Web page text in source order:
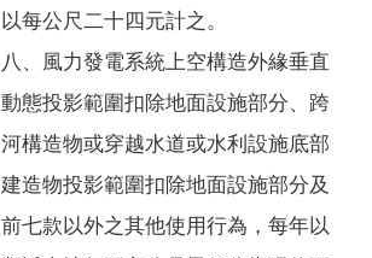
以每公尺二十四元計之。
八、風力發電系統上空構造外緣垂直
動態投影範圍扣除地面設施部分、跨
河構造物或穿越水道或水利設施底部
建造物投影範圍扣除地面設施部分及
前七款以外之其他使用行為，每年以